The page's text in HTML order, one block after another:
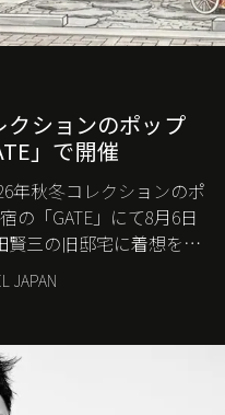
クションのポップ
」で開催
年秋冬コレクションのポ
の「GATE」にて8月6日
賢三の旧邸宅に着想を得
遊び心が交差する最新
JAPAN